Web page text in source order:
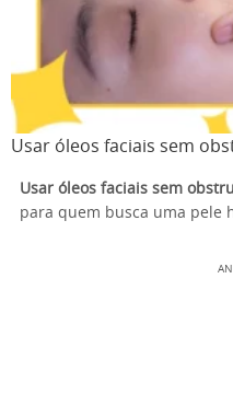
Usar óleos faciais sem
Usar óleos faciais sem
para quem busca uma pele